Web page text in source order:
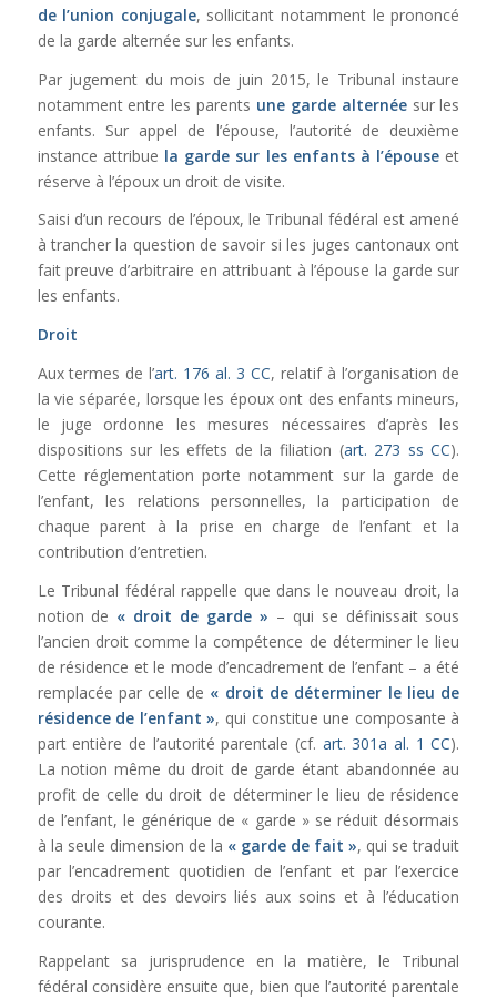
de l’union conjugale, sollicitant notamment le prononcé
de la garde alternée sur les enfants.
Par jugement du mois de juin 2015, le Tribunal instaure
notamment entre les parents une garde alternéesur les
enfants. Sur appel de l’épouse, l’autorité de deuxième
instance attribue la garde sur les enfants à l’épouse et
réserve à l’époux un droit de visite.
Saisi d’un recours de l’époux, le Tribunal fédéral est amené
à trancher la question de savoir si les juges cantonaux ont
fait preuve d’arbitraire en attribuant à l’épouse la garde sur
les enfants.
Droit
Aux termes de l’art. 176 al. 3 CC, relatif à l’organisation de
la vie séparée, lorsque les époux ont des enfants mineurs,
le juge ordonne les mesures nécessaires d’après les
dispositions sur les effets de la filiation (art. 273 ss CC).
Cette réglementation porte notamment sur la garde de
l’enfant, les relations personnelles, la participation de
chaque parent à la prise en charge de l’enfant et la
contribution d’entretien.
Le Tribunal fédéral rappelle que dans le nouveau droit, la
notion de « droit de garde » – qui se définissait sous
l’ancien droit comme la compétence de déterminer le lieu
de résidence et le mode d’encadrement de l’enfant – a été
remplacée par celle de « droit de déterminer le lieu de
résidence de l’enfant », qui constitue une composante à
part entière de l’autorité parentale (cf. art. 301a al. 1CC).
La notion même du droit de garde étant abandonnée au
profit de celle du droit de déterminer le lieu de résidence
de l’enfant, le générique de « garde » se réduit désormais
à la seule dimension de la « garde de fait », qui se traduit
par l’encadrement quotidien de l’enfant et par l’exercice
des droits et des devoirs liés aux soins et à l’éducation
courante.
Rappelant sa jurisprudence en la matière, le Tribunal
fédéral considère ensuite que, bien que l’autorité parentale